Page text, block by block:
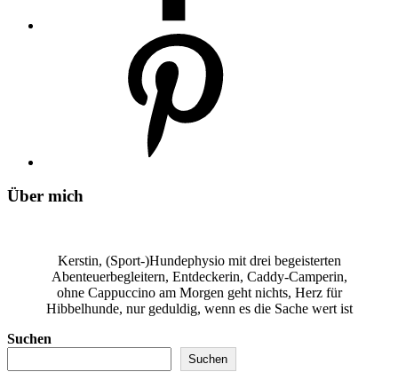
Über mich
Kerstin, (Sport-)Hundephysio mit drei begeisterten
Abenteuerbegleitern, Entdeckerin, Caddy-Camperin,
ohne Cappuccino am Morgen geht nichts, Herz für
Hibbelhunde, nur geduldig, wenn es die Sache wert ist
Suchen
Suchen